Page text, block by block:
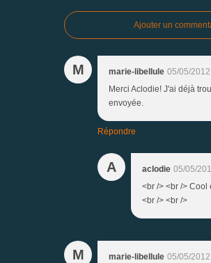
Ajouter un
M marie-libellule 05/05/
Merci Aclodie! J'ai déjà
envoyée.
Répondre
A aclodie 05/05/
<br /> <br /> Cool
<br /> <br />
M marie-libellule 05/05/2012